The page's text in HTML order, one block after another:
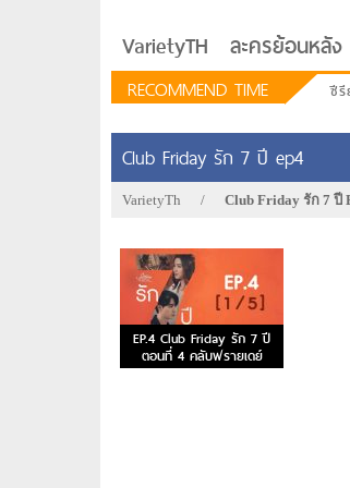
VarietyTH ละครย้อนหลัง
RECOMMEND TIME ซีรี
Club Friday รัก 7 ปี ep4
VarietyTh / Club Friday รัก 7 ปี
EP.4 Club Friday รัก 7 ปี
ตอนที่ 4 คลับฟรายเดย์